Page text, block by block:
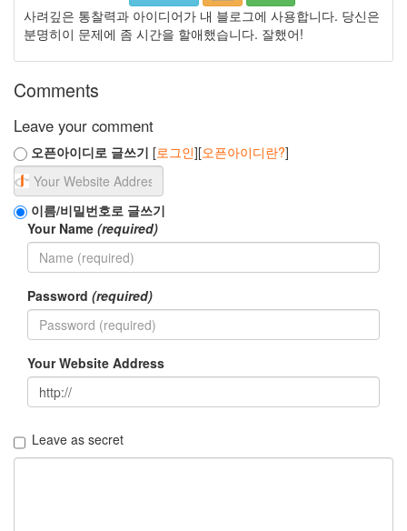
사려깊은 통찰력과 아이디어가 내 블로그에 사용합니다. 당신은
분명히이 문제에 좀 시간을 할애했습니다. 잘했어!
Comments
Leave your comment
오픈아이디로 글쓰기 [로그인][오픈아이디란?]
이름/비밀번호로 글쓰기
Your Name (required)
Password (required)
Your Website Address
Leave as secret